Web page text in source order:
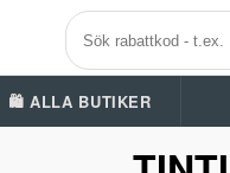
🛍️ ALLA BUTIKER